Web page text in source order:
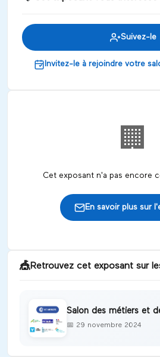
Suivez-le
Invitez-le à rejoindre votre
🏢
Cet exposant n'a pas encore
En savoir plus sur
🎪Retrouvez cet exposant sur
Salon des métiers et
📅 29 novembre 2024